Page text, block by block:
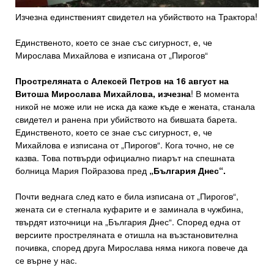
Изчезна единственият свидетел на убийството на Трактора!
Единственото, което се знае със сигурност, е, че
Мирослава Михайлова е изписана от „Пирогов“
Простреляната с Алексей Петров на 16 август на
Витоша Мирослава Михайлова, изчезна! В момента
никой не може или не иска да каже къде е жената, станала
свидетел и ранена при убийството на бившата барета.
Единственото, което се знае със сигурност, е, че
Михайлова е изписана от „Пирогов“. Кога точно, не се
казва. Това потвърди официално пиарът на спешната
болница Мария Пойразова пред „България Днес“.
Почти веднага след като е била изписана от „Пирогов“,
жената си е стегнала куфарите и е заминала в чужбина,
твърдят източници на „България Днес“. Според една от
версиите простреляната е отишла на възстановителна
почивка, според друга Мирослава няма никога повече да
се върне у нас.